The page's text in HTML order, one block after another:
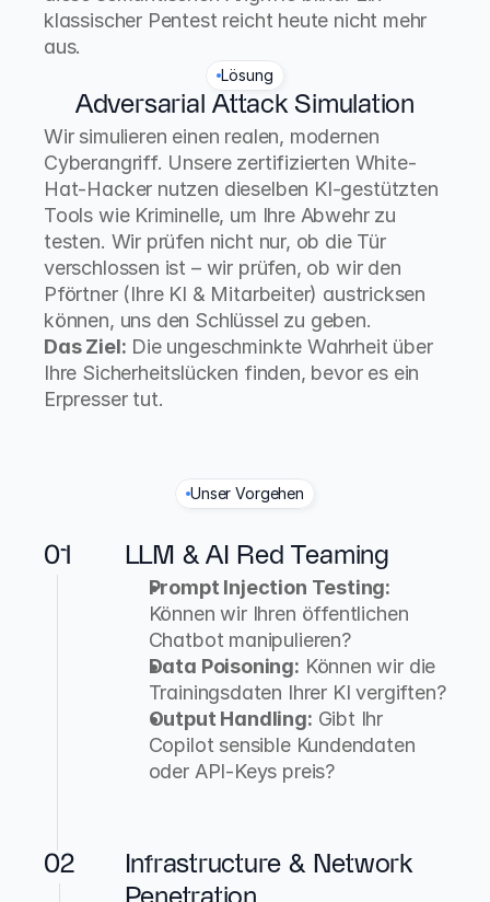
klassischer Pentest reicht heute nicht mehr
aus.
Lösung
Adversarial Attack Simulation
Wir simulieren einen realen, modernen
Cyberangriff. Unsere zertifizierten White-
Hat-Hacker nutzen dieselben KI-gestützten
Tools wie Kriminelle, um Ihre Abwehr zu
testen. Wir prüfen nicht nur, ob die Tür
verschlossen ist – wir prüfen, ob wir den
Pförtner (Ihre KI & Mitarbeiter) austricksen
können, uns den Schlüssel zu geben.
Das Ziel: Die ungeschminkte Wahrheit über
Ihre Sicherheitslücken finden, bevor es ein
Erpresser tut.
Unser Vorgehen
ns er A ng riffs- Portfolio
01 LLM & AI Red Teaming
Prompt Injection Testing:
Können wir Ihren öffentlichen
Chatbot manipulieren?
Data Poisoning: Können wir die
Trainingsdaten Ihrer KI vergiften?
Output Handling: Gibt Ihr
Copilot sensible Kundendaten
oder API-Keys preis?
02
Infrastructure & Network